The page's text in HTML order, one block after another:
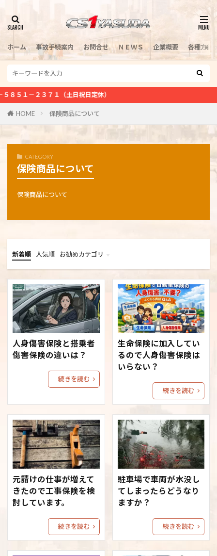
ホーム 事故手続案内 お問合せ ＮＥＷＳ 企業概要 各種方針
３７１（土日祝日定休）
HOME 保険商品について
CATEGORY
保険商品について
保険商品について
新着順 人気順 お勧めカテゴリ
メニュー
the-thor-child
ご相談について
保険商品について
人身傷害保険と搭乗者
傷害保険の違いは？
続きを読む
生命保険に加入してい
るので人身傷害保険は
いらない？
続きを読む
元請けの仕事が増えて
きたので工事保険を検
討しています。
続きを読む
駐車場で車両が水没し
てしまったらどうなり
ますか？
続きを読む
検索